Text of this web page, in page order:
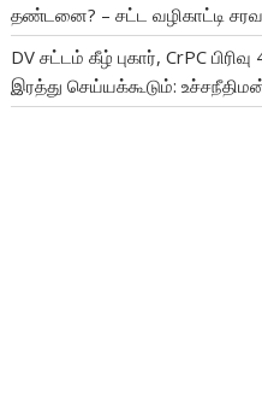
தண்டனை? – சட்ட வழிகாட்டி
DV சட்டம் கீழ் புகார், CrPC
இரத்து செய்யக்கூடும்: